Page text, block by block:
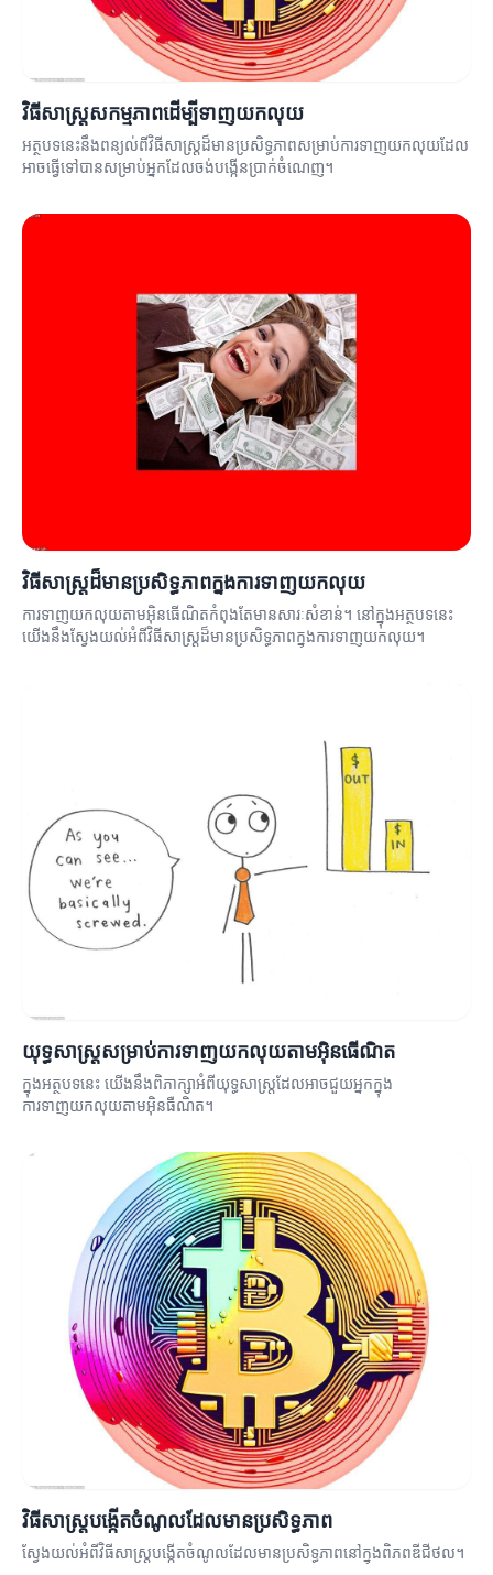
វិធីសាស្ត្រសកម្មភាពដើម្បីទាញយកលុយ
អត្ថបទនេះនឹងពន្យល់ពីវិធីសាស្ត្រដ៏មានប្រសិទ្ធភាពសម្រាប់ការទាញយកលុយដែល
អាចធ្វើទៅបានសម្រាប់អ្នកដែលចង់បង្កើនប្រាក់ចំណេញ។
វិធីសាស្ត្រដ៏មានប្រសិទ្ធភាពក្នុងការទាញយកលុយ
ការទាញយកលុយតាមអ៊ិនធើណិតកំពុងតែមានសារៈសំខាន់។ នៅក្នុងអត្ថបទនេះ
យើងនឹងស្វែងយល់អំពីវិធីសាស្ត្រដ៏មានប្រសិទ្ធភាពក្នុងការទាញយកលុយ។
យុទ្ធសាស្ត្រសម្រាប់ការទាញយកលុយតាមអ៊ិនធើណិត
ក្នុងអត្ថបទនេះ យើងនឹងពិភាក្សាអំពីយុទ្ធសាស្ត្រដែលអាចជួយអ្នកក្នុង
ការទាញយកលុយតាមអ៊ិនធឺណិត។
វិធីសាស្ត្របង្កើតចំណូលដែលមានប្រសិទ្ធភាព
ស្វែងយល់អំពីវិធីសាស្ត្របង្កើតចំណូលដែលមានប្រសិទ្ធភាពនៅក្នុងពិភពឌីជីថល។